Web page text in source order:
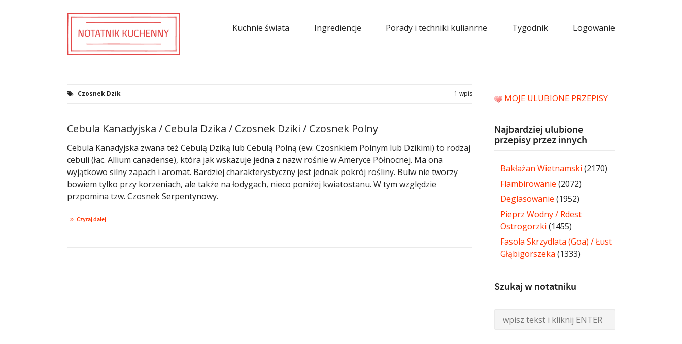
Kuchnie świata Ingrediencje Porady i techniki kulianrne Tygodnik Logowanie
Czosnek Dzik 1 wpis
Cebula Kanadyjska / Cebula Dzika / Czosnek Dziki / Czosnek Polny
Cebula Kanadyjska zwana też Cebulą Dziką lub Cebulą Polną (ew. Czosnkiem Polnym lub Dzikimi) to rodzaj
cebuli (łac. Allium canadense), która jak wskazuje jedna z nazw rośnie w Ameryce Północnej. Ma ona
wyjątkowo silny zapach i aromat. Bardziej charakterystyczny jest jednak pokrój rośliny. Bulw nie tworzy
bowiem tylko przy korzeniach, ale także na łodygach, nieco poniżej kwiatostanu. W tym względzie
przpomina tzw. Czosnek Serpentynowy.
Czytaj dalej
MOJE ULUBIONE PRZEPISY
Najbardziej ulubione
przepisy przez innych
Bakłażan Wietnamski (2170)
Flambirowanie (2072)
Deglasowanie (1952)
Pieprz Wodny / Rdest
Ostrogorzki (1455)
Fasola Skrzydlata (Goa) / Łust
Głąbigorszeka (1333)
Szukaj w notatniku